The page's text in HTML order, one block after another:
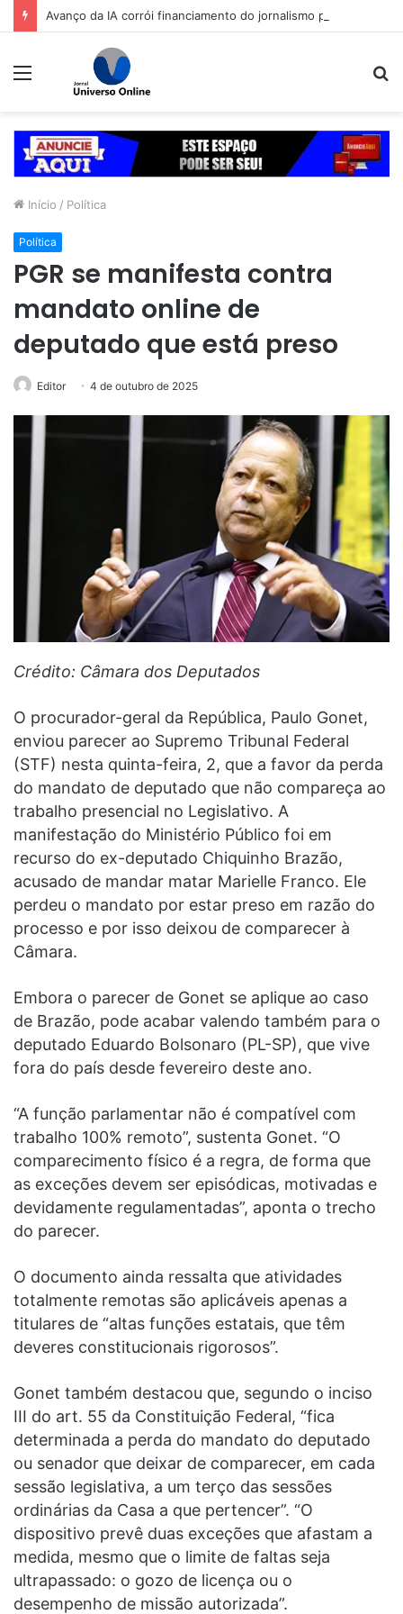
Menu
Início / Política
Política
PGR se manifesta contra
mandato online de
deputado que está preso
Editor 4 de outubro de 2025
Crédito: Câmara dos Deputados
O procurador-geral da República, Paulo Gonet,
enviou parecer ao Supremo Tribunal Federal
(STF) nesta quinta-feira, 2, que a favor da perda
do mandato de deputado que não compareça ao
trabalho presencial no Legislativo. A
manifestação do Ministério Público foi em
recurso do ex-deputado Chiquinho Brazão,
acusado de mandar matar Marielle Franco. Ele
perdeu o mandato por estar preso em razão do
processo e por isso deixou de comparecer à
Câmara.
Embora o parecer de Gonet se aplique ao caso
de Brazão, pode acabar valendo também para o
deputado Eduardo Bolsonaro (PL-SP), que vive
fora do país desde fevereiro deste ano.
“A função parlamentar não é compatível com
trabalho 100% remoto”, sustenta Gonet. “O
comparecimento físico é a regra, de forma que
as exceções devem ser episódicas, motivadas e
devidamente regulamentadas”, aponta o trecho
do parecer.
O documento ainda ressalta que atividades
totalmente remotas são aplicáveis apenas a
titulares de “altas funções estatais, que têm
deveres constitucionais rigorosos”.
Gonet também destacou que, segundo o inciso
III do art. 55 da Constituição Federal, “fica
determinada a perda do mandato do deputado
ou senador que deixar de comparecer, em cada
sessão legislativa, a um terço das sessões
ordinárias da Casa a que pertencer”. “O
dispositivo prevê duas exceções que afastam a
medida, mesmo que o limite de faltas seja
ultrapassado: o gozo de licença ou o
desempenho de missão autorizada”.